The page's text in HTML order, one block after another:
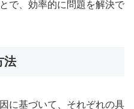
で、効率的に問題を解決で
法
に基づいて、それぞれの具